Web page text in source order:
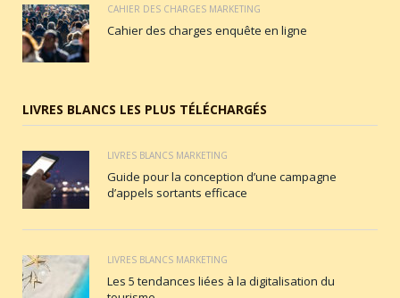
CAHIER DES CHARGES MARKETING
Cahier des charges enquête en ligne
LIVRES BLANCS LES PLUS TÉLÉCHARGÉS
LIVRES BLANCS MARKETING
Guide pour la conception d’une campagne
d’appels sortants efficace
LIVRES BLANCS MARKETING
Les 5 tendances liées à la digitalisation du